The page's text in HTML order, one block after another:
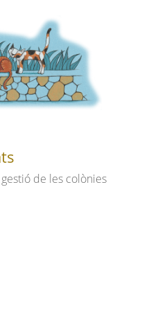
de les colònies